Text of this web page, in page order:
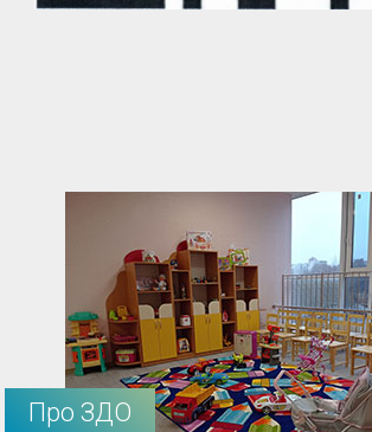
Про ЗДО